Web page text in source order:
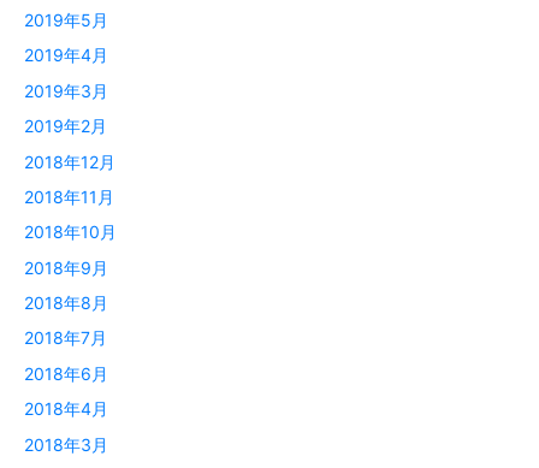
2019年5月
2019年4月
2019年3月
2019年2月
2018年12月
2018年11月
2018年10月
2018年9月
2018年8月
2018年7月
2018年6月
2018年4月
2018年3月